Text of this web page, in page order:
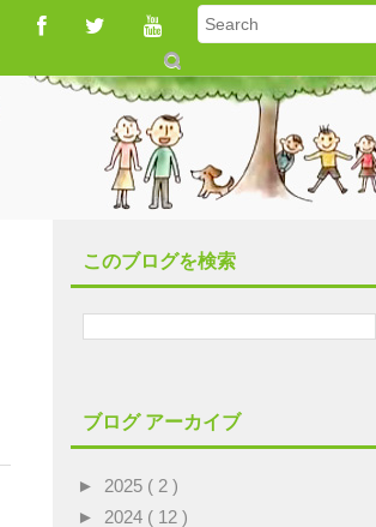
S
u
b
m
it
このブログを検索
ブログ アーカイブ
► 2025 ( 2 )
► 2024 ( 12 )